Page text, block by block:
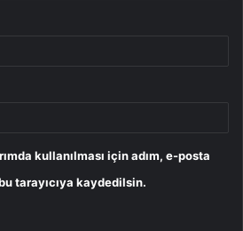
kullanılması için adım, e-posta
tarayıcıya kaydedilsin.